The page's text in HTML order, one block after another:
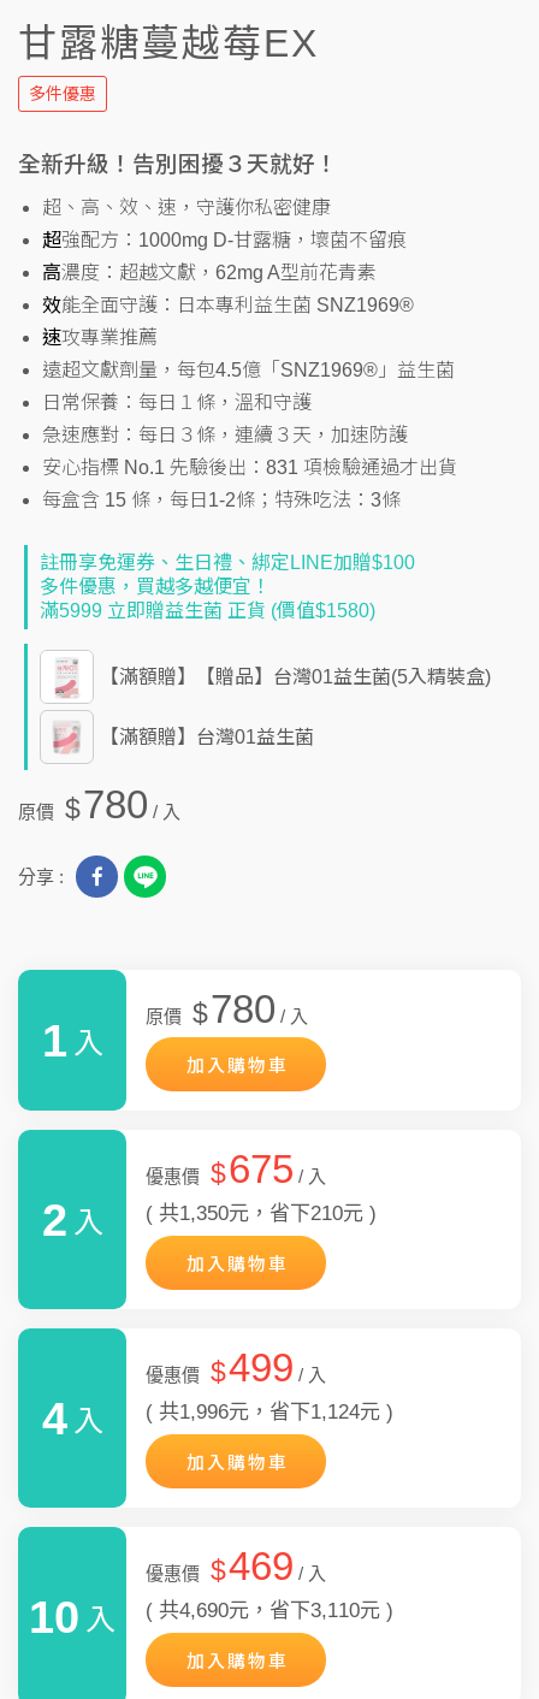
多件優惠
甘露糖蔓越莓EX
全新升級！告別困擾３天就好！
超、高、效、速，守護你私密健康
超強配方：1000mg D-甘露糖，壞菌不留痕
高濃度：超越文獻，62mg A型前花青素
效能全面守護：日本專利益生菌 SNZ1969®
速攻專業推薦
遠超文獻劑量，每包4.5億「SNZ1969®」益生菌
日常保養：每日１條，溫和守護
急速應對：每日３條，連續３天，加速防護
安心指標 No.1 先驗後出：831 項檢驗通過才出貨
每盒含 15 條，每日1-2條；特殊吃法：3條
註冊享免運券、生日禮、綁定LINE加贈$100
多件優惠，買越多越便宜！
滿5999 立即贈益生菌 正貨 (價值$1580)
【滿額贈】【贈品】台灣01益生菌(5入精裝盒)
【滿額贈】台灣01益生菌
原價 $780 / 入
分享 :
1 入
原價 $780 / 入
加入購物車
2 入
優惠價 $675 / 入
( 共1,350元，省下210元 )
加入購物車
4 入
優惠價 $499 / 入
( 共1,996元，省下1,124元 )
加入購物車
10 入
優惠價 $469 / 入
( 共4,690元，省下3,110元 )
加入購物車